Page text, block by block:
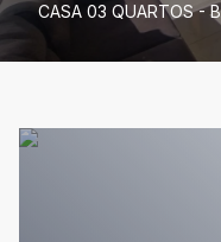
CASA 03 QUARTOS -